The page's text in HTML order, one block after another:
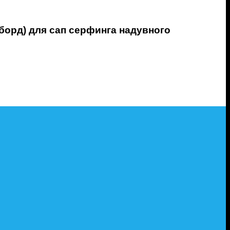
для сап серфинга надувного